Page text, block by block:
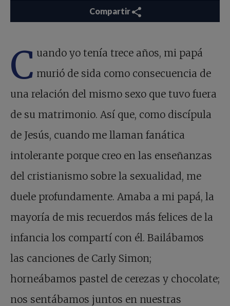
Compartir
C uando yo tenía trece años, mi papá
murió de sida como consecuencia de
una relación del mismo sexo que tuvo fuera
de su matrimonio. Así que, como discípula
de Jesús, cuando me llaman fanática
intolerante porque creo en las enseñanzas
del cristianismo sobre la sexualidad, me
duele profundamente. Amaba a mi papá, la
mayoría de mis recuerdos más felices de la
infancia los compartí con él. Bailábamos
las canciones de Carly Simon;
horneábamos pastel de cerezas y chocolate;
nos sentábamos juntos en nuestras